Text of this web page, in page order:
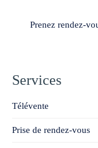
Prenez rendez-
Services
Télévente
Prise de rendez-vous